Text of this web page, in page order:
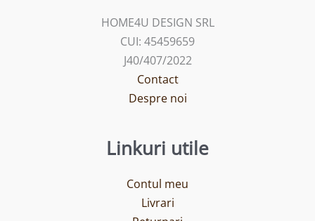
HOME4U DESIGN SRL
CUI: 45459659
J40/407/2022
Contact
Despre noi
Linkuri utile
Contul meu
Livrari